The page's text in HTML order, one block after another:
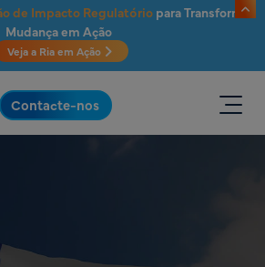
principal
de Impacto Regulatóriopara Transformar
Mudança em Ação
Veja a Ria em Ação
Contacte-nos